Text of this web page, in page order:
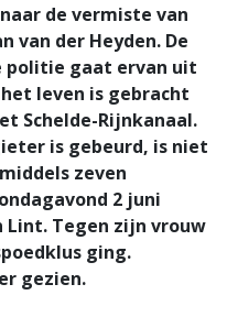
de vermiste van
van der Heyden. De
politie gaat ervan uit
leven is gebracht
Schelde-Rijnkanaal.
is gebeurd, is niet
zeven
2 juni
Tegen zijn vrouw
ging.
gezien.